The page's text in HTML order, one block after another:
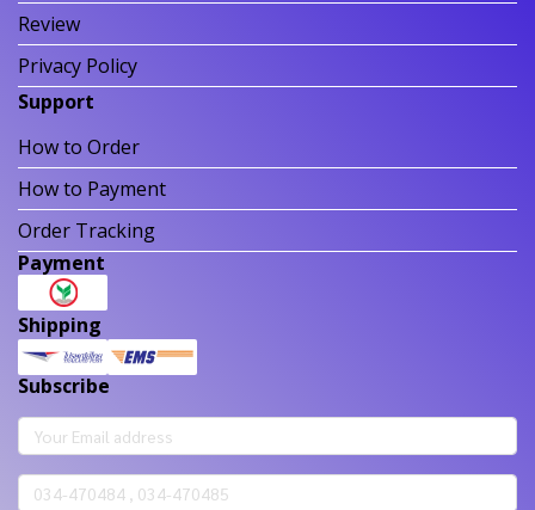
Review
Privacy Policy
Support
How to Order
How to Payment
Order Tracking
Payment
Shipping
Subscribe